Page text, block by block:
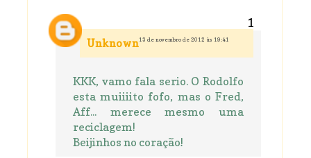
Unknown13 de novembro de 2012 às 19:41
KKK, vamo fala serio. O Rodolfo
esta muiiiito fofo, mas o Fred,
Aff... merece mesmo uma
reciclagem!
Beijinhos no coração!